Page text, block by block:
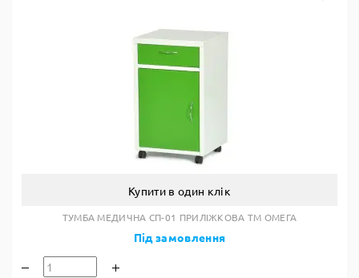
Купити в один клік
ТУМБА МЕДИЧНА СП-01 ПРИЛІЖКОВА ТМ ОМЕГА
Під замовлення